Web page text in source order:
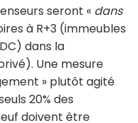
seront « dans
à R+3 (immeubles
dans la
Une mesure
» plutôt agité
20% des
doivent être